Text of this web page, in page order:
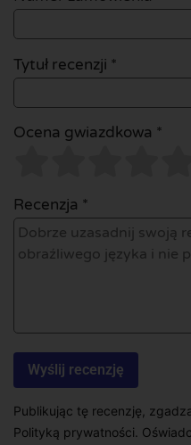
Tytuł recenzji *
Ocena gwiazdkowa *
Recenzja *
Publikując tę recenzję,
Polityką prywatności.